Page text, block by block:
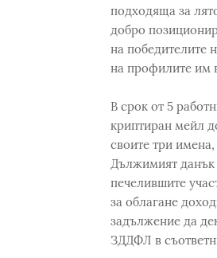
подходяща за
добро
на победителите
на профилите им
В срок от 5
криптиран мейл
своите три
Дължимият данък
печелившите
за облагане
задължение да
ЗДДФЛ в